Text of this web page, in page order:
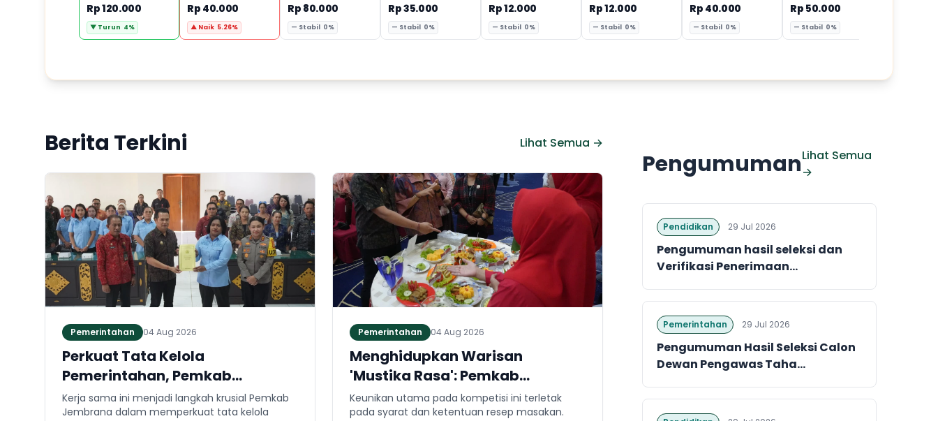
Rp 120.000
▼ Turun 4%
Rp 40.000
▲ Naik 5.26%
Rp 80.000
— Stabil 0%
Rp 35.000
— Stabil 0%
Rp 12.000
— Stabil 0%
Rp 12.000
— Stabil 0%
Rp 40.000
— Stabil 0%
Rp 50.000
— Stabil 0%
Berita Terkini Lihat Semua →
Pemerintahan 04 Aug 2026
Perkuat Tata Kelola
Pemerintahan, Pemkab
Jembrana dan Kejari Jembrana
Sepakati Kerja Sama Hukum
Kerja sama ini menjadi langkah krusial Pemkab
Jembrana dalam memperkuat tata kelola
Pemerintahan 04 Aug 2026
Menghidupkan Warisan
'Mustika Rasa': Pemkab
Jembrana Gali Keteladanan
Bung Karno Lewat Lomba Cipta
Keunikan utama pada kompetisi ini terletak
pada syarat dan ketentuan resep masakan.
PengumumanLihat Semua
→
Pendidikan 29 Jul 2026
Pengumuman hasil seleksi dan
Verifikasi Penerimaan...
Pemerintahan 29 Jul 2026
Pengumuman Hasil Seleksi Calon
Dewan Pengawas Taha...